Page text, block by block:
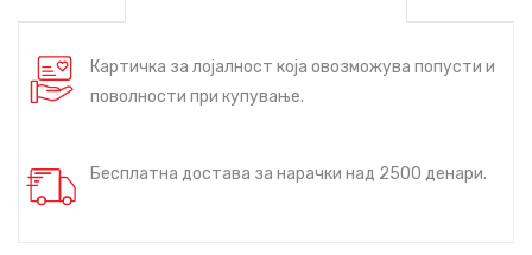
Картичка за лојалност која овозможува попусти и
поволности при купување.
Бесплатна достава за нарачки над 2500 денари.